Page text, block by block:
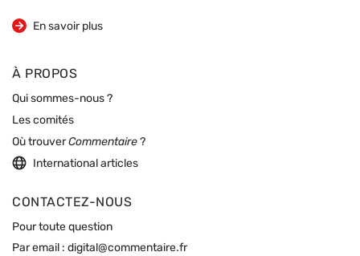
En savoir plus
sur la revue
À PROPOS
Qui sommes-nous ?
Les comités
Où trouverCommentaire ?
International articles
CONTACTEZ-NOUS
Pour toute question
Par email : digital@commentaire.fr